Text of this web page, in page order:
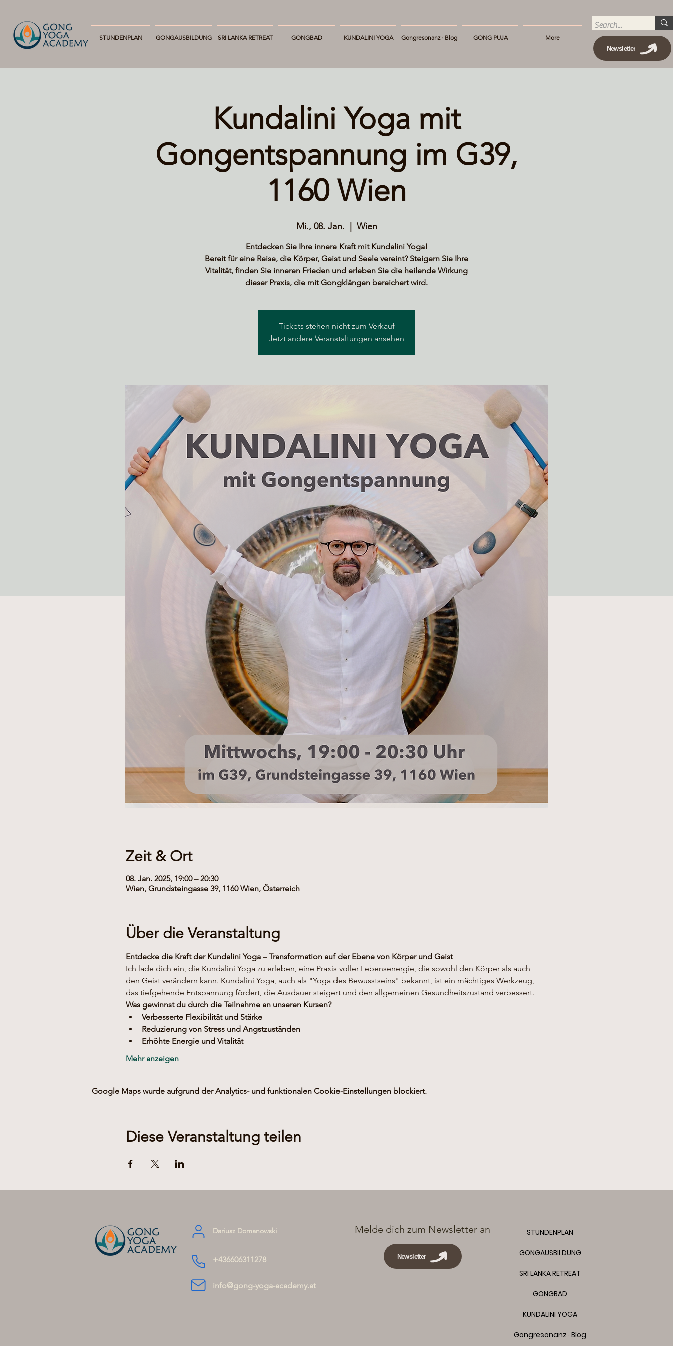
STUNDENPLAN GONGAUSBILDUNG SRI LANKA RETREAT GONGBAD KUNDALINI YOGA Gongresonanz · Blog GONG PUJA
More
Newsletter
Kundalini Yoga mit
Gongentspannung im G39,
1160 Wien
Mi., 08. Jan. Wien
Entdecken Sie Ihre innere Kraft mit Kundalini Yoga!
Bereit für eine Reise, die Körper, Geist und Seele vereint? Steigern Sie Ihre
Vitalität, finden Sie inneren Frieden und erleben Sie die heilende Wirkung
dieser Praxis, die mit Gongklängen bereichert wird.
Tickets stehen nicht zum Verkauf
Jetzt andere Veranstaltungen ansehen
Zeit & Ort
08. Jan. 2025, 19:00 – 20:30
Wien, Grundsteingasse 39, 1160 Wien, Österreich
Über die Veranstaltung
Entdecke die Kraft der Kundalini Yoga – Transformation auf der Ebene von Körper und Geist
Ich lade dich ein, die Kundalini Yoga zu erleben, eine Praxis voller Lebensenergie, die sowohl den Körper als auch
den Geist verändern kann. Kundalini Yoga, auch als "Yoga des Bewusstseins" bekannt, ist ein mächtiges Werkzeug,
das tiefgehende Entspannung fördert, die Ausdauer steigert und den allgemeinen Gesundheitszustand verbessert.
Was gewinnst du durch die Teilnahme an unseren Kursen?
Verbesserte Flexibilität und Stärke
Reduzierung von Stress und Angstzuständen
Erhöhte Energie und Vitalität
Mehr anzeigen
Google Maps wurde aufgrund der Analytics- und funktionalen Cookie-Einstellungen blockiert.
Diese Veranstaltung teilen
Dariusz Domanowski
+436606311278
info@gong-yoga-academy.at
Melde dich zum Newsletter an
Newsletter
STUNDENPLAN
GONGAUSBILDUNG
SRI LANKA RETREAT
GONGBAD
KUNDALINI YOGA
Gongresonanz · Blog